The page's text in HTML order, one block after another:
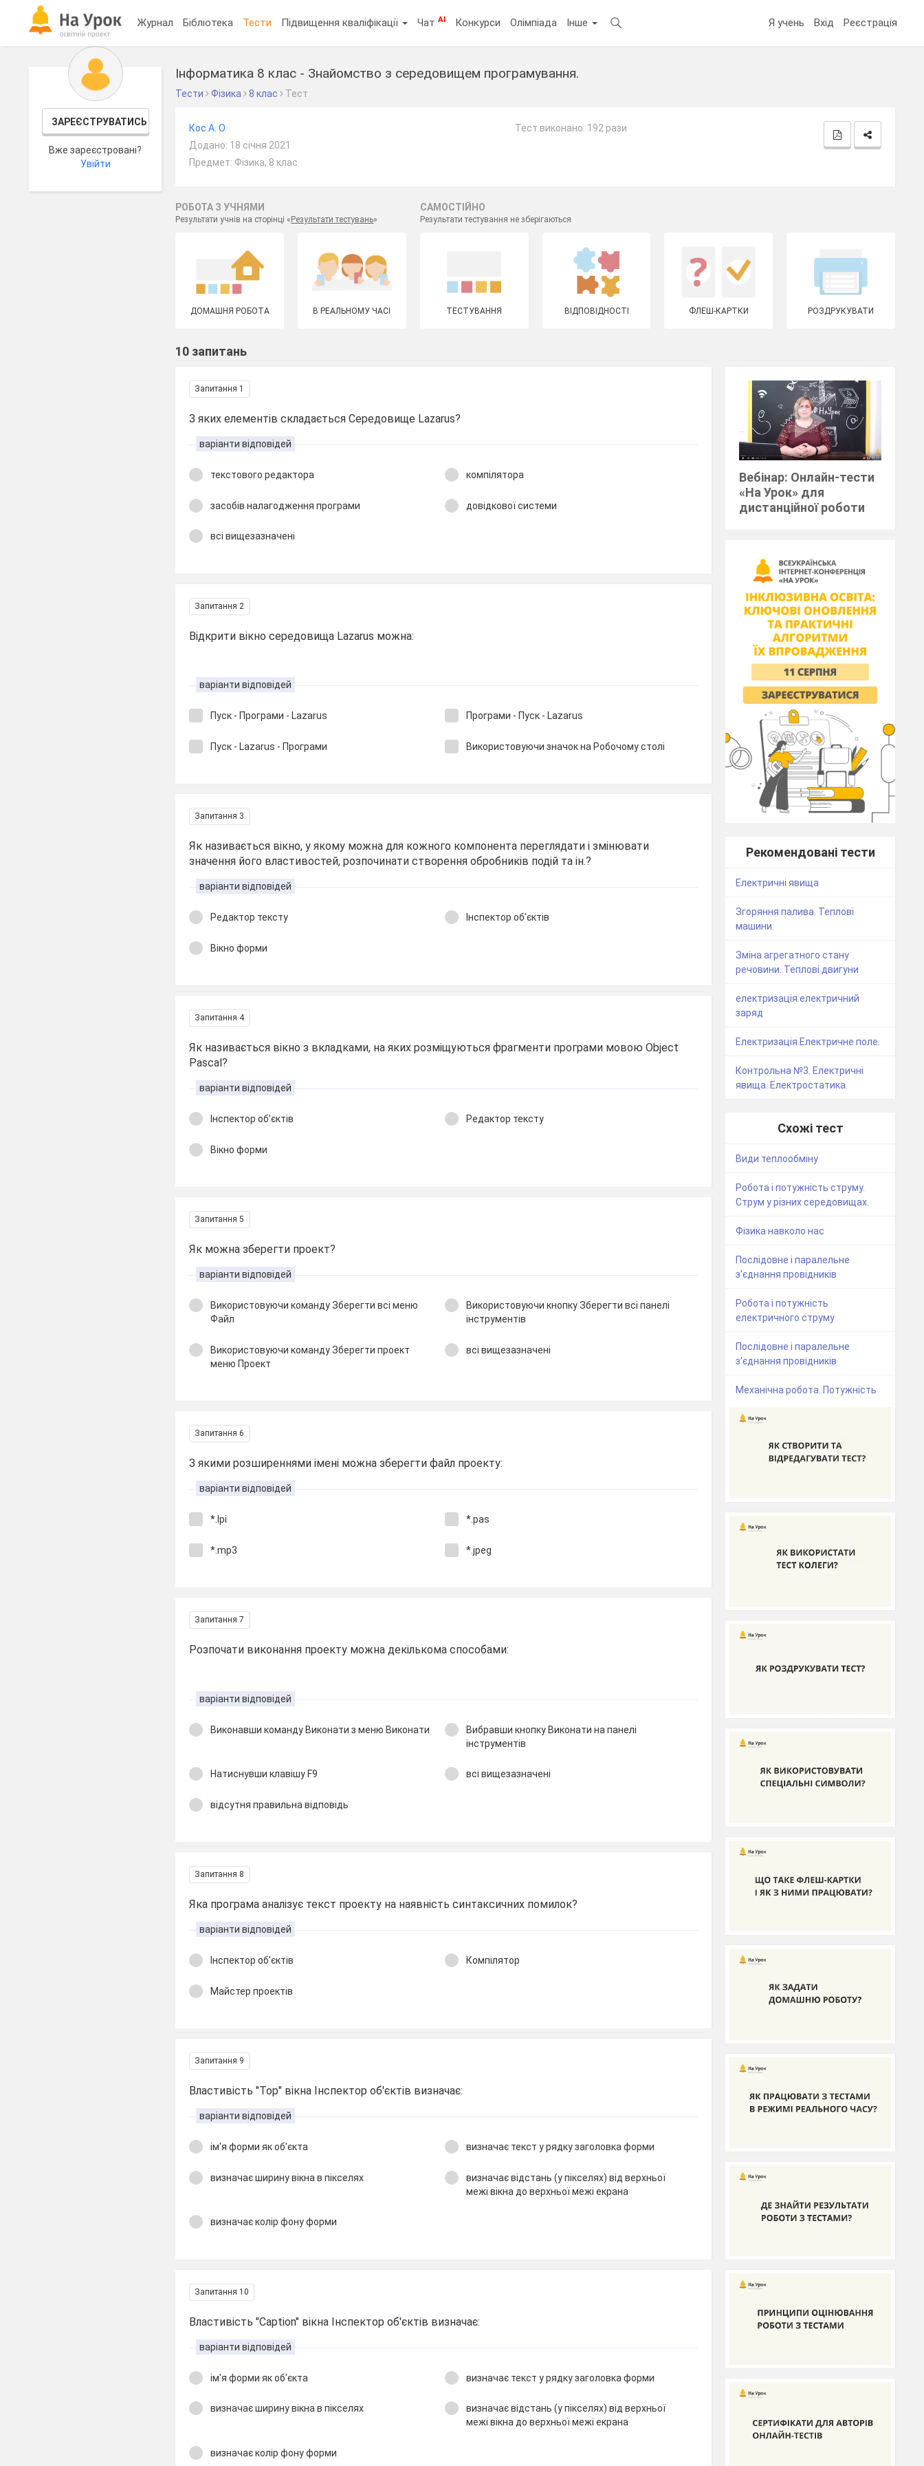
Журнал Бібліотека Тести Підвищення кваліфікації ЧатAI Конкурси Олімпіада Інше Я учень Вхід Реєстрація
ЗАРЕЄСТРУВАТИСЬ
Вже зареєстровані?
Увійти
Інформатика 8 клас - Знайомство з середовищем програмування.
Тести Фізика 8 клас Тест
Кос А. О.
Додано: 18 січня 2021
Предмет: Фізика, 8 клас
Тест виконано: 192 рази
РОБОТА З УЧНЯМИ
Результати учнів на сторінці « Результати тестувань»
САМОСТІЙНО
Результати тестування не зберігаються
ДОМАШНЯ РОБОТА В РЕАЛЬНОМУ ЧАСІ ТЕСТУВАННЯ ВІДПОВІДНОСТІ ФЛЕШ-КАРТКИ РОЗДРУКУВАТИ
10 запитань
Запитання 1
З яких елементів складається Середовище Lazarus?
варіанти відповідей
текстового редактора компілятора
засобів налагодження програми довідкової системи
всі вищезазначені
Запитання 2
Відкрити вікно середовища Lazarus можна:
варіанти відповідей
Пуск - Програми - Lazarus Програми - Пуск - Lazarus
Пуск - Lazarus - Програми Використовуючи значок на Робочому столі
Запитання 3
Як називається вікно, у якому можна для кожного компонента переглядати і змінювати
значення його властивостей, розпочинати створення обробників подій та ін.?
варіанти відповідей
Редактор тексту Інспектор об'єктів
Вікно форми
Запитання 4
Як називається вікно з вкладками, на яких розміщуються фрагменти програми мовою Object
Pascal?
варіанти відповідей
Інспектор об'єктів Редактор тексту
Вікно форми
Запитання 5
Як можна зберегти проект?
варіанти відповідей
Використовуючи команду Зберегти всі меню
Файл
Використовуючи кнопку Зберегти всі панелі
інструментів
Використовуючи команду Зберегти проект
меню Проект
всі вищезазначені
Запитання 6
З якими розширеннями імені можна зберегти файл проекту:
варіанти відповідей
*.lрі *.pas
*.mp3 *.jpeg
Запитання 7
Розпочати виконання проекту можна декількома способами:
варіанти відповідей
Виконавши команду Виконати з меню Виконати
Вибравши кнопку Виконати на панелі
інструментів
Натиснувши клавішу F9 всі вищезазначені
відсутня правильна відповідь
Запитання 8
Яка програма аналізує текст проекту на наявність синтаксичних помилок?
варіанти відповідей
Інспектор об'єктів Компілятор
Майстер проектів
Запитання 9
Властивість "Тор" вікна Інспектор об'єктів визначає:
варіанти відповідей
ім'я форми як об'єкта визначає текст у рядку заголовка форми
визначає ширину вікна в пікселях
визначає відстань (у пікселях) від верхньої
межі вікна до верхньої межі екрана
визначає колір фону форми
Запитання 10
Властивість "Caption" вікна Інспектор об'єктів визначає:
варіанти відповідей
ім'я форми як об'єкта визначає текст у рядку заголовка форми
визначає ширину вікна в пікселях
визначає відстань (у пікселях) від верхньої
межі вікна до верхньої межі екрана
визначає колір фону форми
Вебінар: Онлайн-тести
«На Урок» для
дистанційної роботи
Рекомендовані тести
Електричні явища
Згоряння палива. Теплові
машини.
Зміна агрегатного стану
речовини. Теплові двигуни
електризація.електричний
заряд
Електризація.Електричне поле.
Контрольна №3. Електричні
явища. Електростатика.
Схожі тест
Види теплообміну
Робота і потужність струму.
Струм у різних середовищах.
Фізика навколо нас
Послідовне і паралельне
з'єднання провідників
Робота і потужність
електричного струму
Послідовне і паралельне
з'єднання провідників
Механічна робота. Потужність